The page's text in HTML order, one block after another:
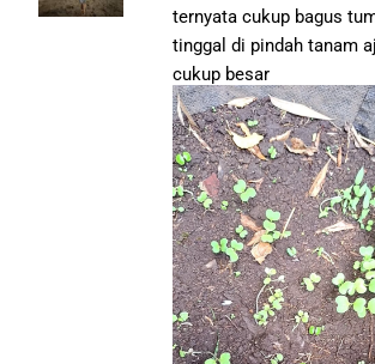
ternyata cukup bagus
tinggal di pindah tanam
cukup besar